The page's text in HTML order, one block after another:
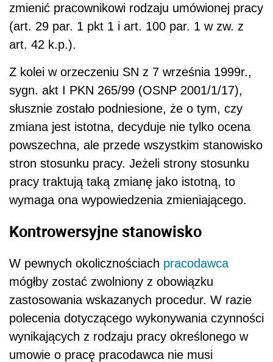
zmienić pracownikowi rodzaju umówionej pracy
(art. 29 par. 1 pkt 1 i art. 100 par. 1 w zw. z
art. 42 k.p.).
Z kolei w orzeczeniu SN z 7 września 1999r.,
sygn. akt I PKN 265/99 (OSNP 2001/1/17),
słusznie zostało podniesione, że o tym, czy
zmiana jest istotna, decyduje nie tylko ocena
powszechna, ale przede wszystkim stanowisko
stron stosunku pracy. Jeżeli strony stosunku
pracy traktują taką zmianę jako istotną, to
wymaga ona wypowiedzenia zmieniającego.
Kontrowersyjne stanowisko
W pewnych okolicznościach pracodawca
mógłby zostać zwolniony z obowiązku
zastosowania wskazanych procedur. W razie
polecenia dotyczącego wykonywania czynności
wynikających z rodzaju pracy określonego w
umowie o pracę pracodawca nie musi